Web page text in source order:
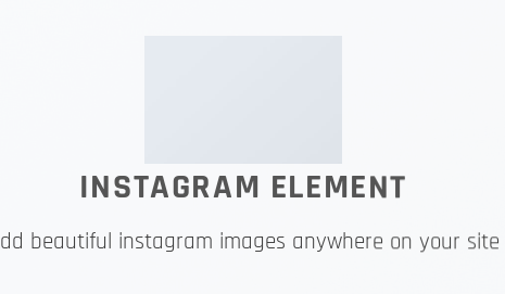
INSTAGRAM ELEMENT
beautiful instagram images anywhere on your site